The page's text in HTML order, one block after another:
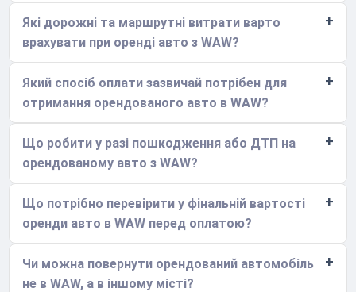
Які дорожні та маршрутні витрати варто
врахувати при оренді авто з WAW?
Який спосіб оплати зазвичай потрібен для
отримання орендованого авто в WAW?
Що робити у разі пошкодження або ДТП на
орендованому авто з WAW?
Що потрібно перевірити у фінальній вартості
оренди авто в WAW перед оплатою?
Чи можна повернути орендований автомобіль
не в WAW, а в іншому місті?